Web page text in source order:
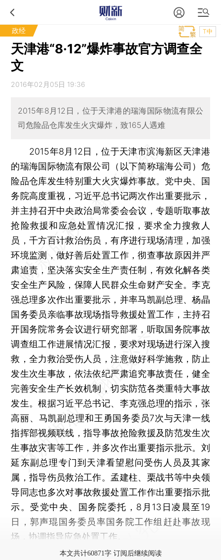
政经 T中
天津港“8·12”爆炸事故官方调查全
文
2016年02月05日 19:36
2015年8月12日，位于天津港的瑞海国际物流有限公
司危险品仓库发生火灾爆炸，致165人遇难
2015年8月12日，位于天津市滨海新区天津港
的瑞海国际物流有限公司（以下简称瑞海公司）危
险品仓库发生特别重大火灾爆炸事故。党中央、国
务院高度重视，习近平总书记两次作出重要批示，
并主持召开中央政治局常委会会议，专题听取事故
抢险救援和应急处置情况汇报，要求全力搜救人
员，千方百计救治伤员，有序进行现场清理，加强
环境监测，做好善后处置工作，彻查事故原因并严
肃追责，坚决落实安全生产责任制，有效化解各类
安全生产风险，保障人民群众生命财产安全。李克
强总理多次作出重要批示，并率马凯副总理、杨晶
国务委员亲临事故现场指导救援处置工作，主持召
开国务院常务会议进行研究部署，听取国务院事故
调查组工作进展情况汇报，要求对现场进行深入搜
救，全力救治受伤人员，注意做好科学施救，防止
发生次生事故，依法依纪严肃追究事故责任，健全
完善安全生产长效机制，切实防范各类重特大事故
发生。根据习近平总书记、李克强总理的指示，张
高丽、马凯副总理和王勇国务委员7次与天津一线
指挥部视频联线，指导事故抢险救援及防范发生次
生事故灾害等工作，并多次作出重要指示批示。刘
延东副总理专门到天津看望慰问受伤人员及其家
属，指导伤员救治工作。孟建柱、栗战书等中央领
导同志也多次对事故救援处置工作作出重要指示批
示。受党中央、国务院委托，8月13日凌晨至19
日，郭声琨国务委员率国务院工作组赶赴事故现
场，协调指导应急处置工作。
本文共计60871字 订阅后继续阅读